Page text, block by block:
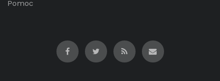
Pomoc